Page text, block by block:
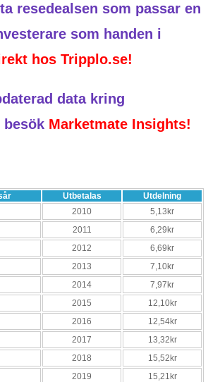
resedealsen som passar en
som handen i
hos Tripplo.se!
data kring
besök Marketmate Insights!
Utbetalas
Utdelning
2010
5,13kr
2011
6,29kr
2012
6,69kr
2013
7,10kr
2014
7,97kr
2015
12,10kr
2016
12,54kr
2017
13,32kr
2018
15,52kr
2019 15,21kr